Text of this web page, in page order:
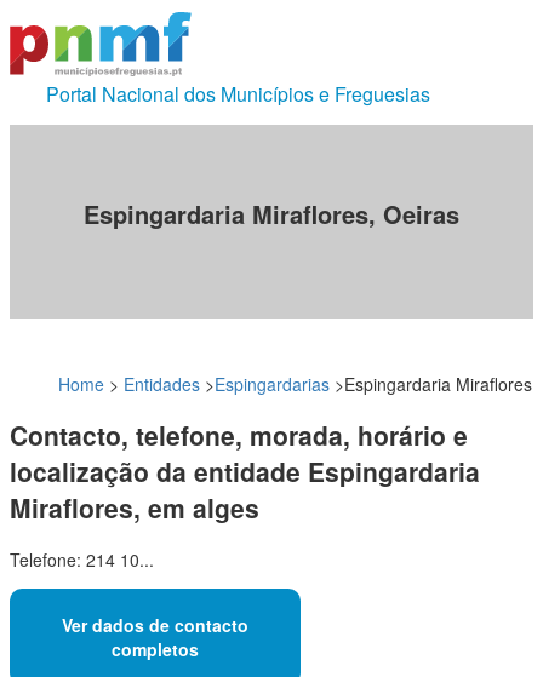
Portal Nacional dos Municípios e Freguesias
Espingardaria Miraflores, Oeiras
Home > Entidades >Espingardarias >Espingardaria Miraflores
Contacto, telefone, morada, horário e
localização da entidade Espingardaria
Miraflores, em alges
Telefone: 214 10...
Ver dados de contacto
completos